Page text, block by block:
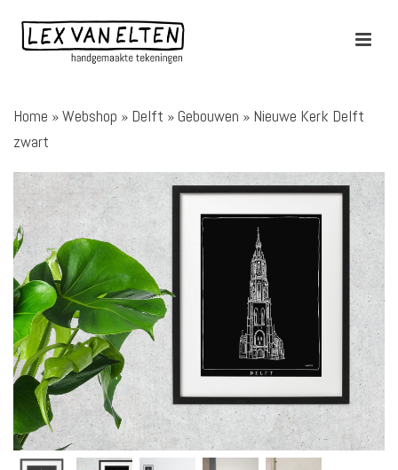
Home »Webshop » Delft »Gebouwen » Nieuwe Kerk Delft
zwart